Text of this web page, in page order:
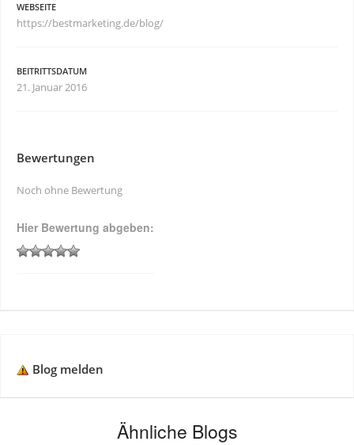
WEBSEITE
https://bestmarketing.de/blog/
BEITRITTSDATUM
21. Januar 2016
Bewertungen
Noch ohne Bewertung
Hier Bewertung abgeben:
Blog melden
Ähnliche Blogs